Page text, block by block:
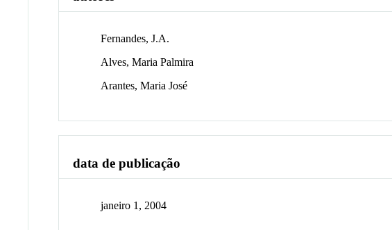
Fernandes, J.A.
Alves, Maria Palmira
Arantes, Maria José
data de publicação
janeiro 1, 2004